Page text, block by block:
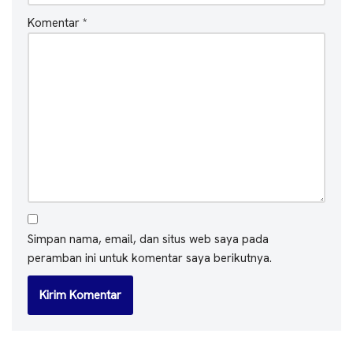
Komentar *
Simpan nama, email, dan situs web saya pada
peramban ini untuk komentar saya berikutnya.